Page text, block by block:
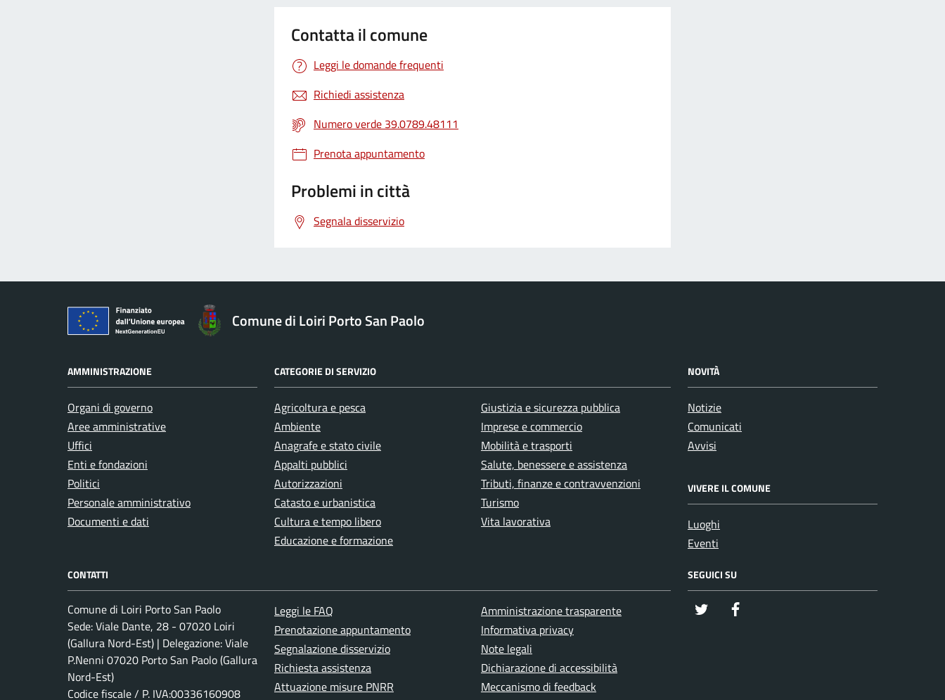
Imposte
Imprese
Inquinamento
Integrazione sociale
Isolamento termico
Istruzione
Matrimonio
Mercato
Contatta il comune
Leggi le domande frequenti
Richiedi assistenza
Numero verde 39.0789.48111
Prenota appuntamento
Problemi in città
Segnala disservizio
Comune di Loiri Porto San Paolo
AMMINISTRAZIONE
Organi di governo
Aree amministrative
Uffici
Enti e fondazioni
Politici
Personale amministrativo
Documenti e dati
CATEGORIE DI SERVIZIO
Agricoltura e pesca
Ambiente
Anagrafe e stato civile
Appalti pubblici
Autorizzazioni
Catasto e urbanistica
Cultura e tempo libero
Educazione e formazione
Giustizia e sicurezza pubblica
Imprese e commercio
Mobilità e trasporti
Salute, benessere e assistenza
Tributi, finanze e contravvenzioni
Turismo
Vita lavorativa
NOVITÀ
Notizie
Comunicati
Avvisi
VIVERE IL COMUNE
Luoghi
Eventi
CONTATTI
Comune di Loiri Porto San Paolo
Sede: Viale Dante, 28 - 07020 Loiri
(Gallura Nord-Est) | Delegazione: Viale
P.Nenni 07020 Porto San Paolo (Gallura
Nord-Est)
Codice fiscale / P. IVA:00336160908
Leggi le FAQ
Prenotazione appuntamento
Segnalazione disservizio
Richiesta assistenza
Attuazione misure PNRR
Amministrazione trasparente
Informativa privacy
Note legali
Dichiarazione di accessibilità
Meccanismo di feedback
SEGUICI SU
twitter